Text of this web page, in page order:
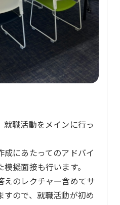
就職活動をメインに行っ
にあたってのアドバイ
擬面接も行います。
えのレクチャー含めてサ
ので、就職活動が初め